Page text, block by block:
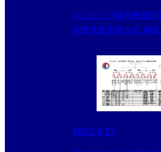
メルビック杯争奪第
年野球選手権大会 神奈
2022.9.27